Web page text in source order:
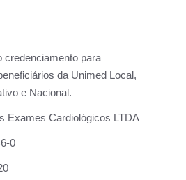
credenciamento para
da Unimed Local,
e Nacional.
Exames Cardiológicos LTDA
0